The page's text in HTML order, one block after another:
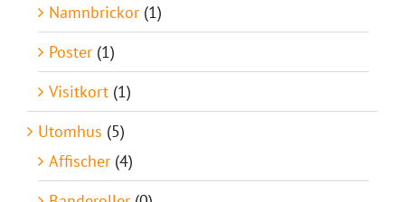
Namnbrickor (1)
Poster (1)
Visitkort (1)
Utomhus (5)
Affischer (4)